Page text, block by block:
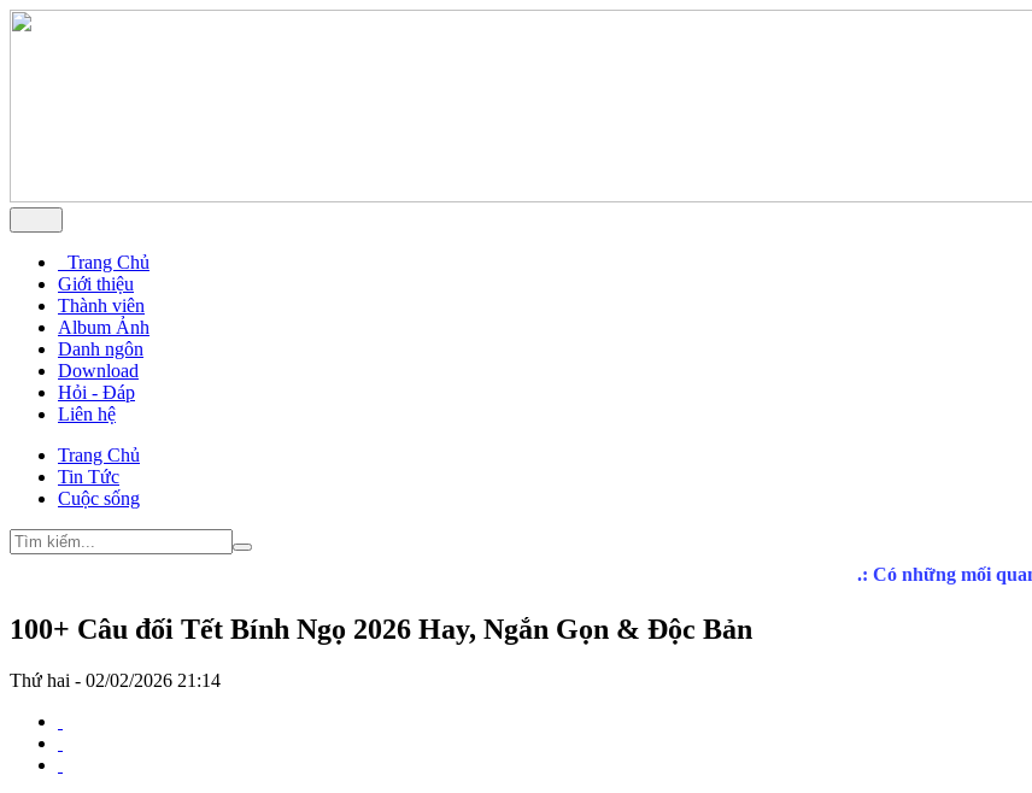
Trang Chủ
Giới thiệu
Thành viên
Album Ảnh
Danh ngôn
Download
Hỏi - Đáp
Liên hệ
Trang Chủ
Tin Tức
Cuộc sống
100+ Câu đối Tết Bính Ngọ 2026 Hay, Ngắn Gọn & Độc Bản
Thứ hai - 02/02/2026 21:14